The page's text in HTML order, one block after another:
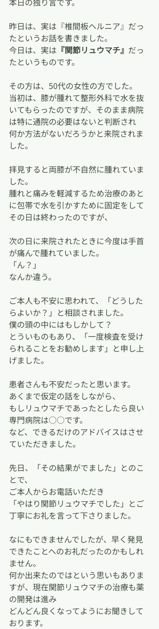
昨日は、実は『椎間板ヘルニア』だっ
たというお話を書きました。
今日は、実は 『関節リュウマチ』 だっ
たというものです。
その方は、50代の女性の方でした。
当初は、膝が腫れて整形外科で水を抜
いてもらったのですが、そのまま病院
は特に通院の必要はないと判断され
何か方法がないだろうかと来院されま
した。
拝見すると両膝が不自然に腫れていま
した。
腫れと痛みを軽減するため治療のあと
に包帯で水を引かすために固定をして
その日は終わったのですが、
次の日に来院されたときに今度は手首
が痛んで腫れていました。
「ん？」
なんか違う。
ご本人も不安に思われて、「どうした
らよいか？」と相談されました。
僕の頭の中にはもしかして？
とういものもあり、「一度検査を受け
られることをお勧めします」と申し上
げました。
患者さんも不安だったと思います。
あくまで仮定の話をしながら、
もしリュウマチであったとしたら良い
専門病院は○○です。
など、できるだけのアドバイスはさせ
ていただきました。
先日、「その結果がでました」とのこ
とで、
ご本人からお電話いただき
「やはり関節リュウマチでした」とご
丁寧にお礼を言って下さりました。
なにもできませんでしたが、早く発見
できたことへのお礼だったのかもしれ
ません。
何か出来たのではという思いもありま
すが、現在関節リュウマチの治療も薬
の開発は進み
どんどん良くなってようにお聞きして
おります。